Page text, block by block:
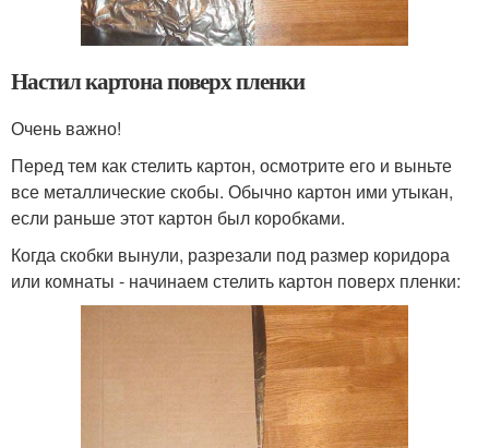
Настил картона поверх пленки
Очень важно!
Перед тем как стелить картон, осмотрите его и выньте
все металлические скобы. Обычно картон ими утыкан,
если раньше этот картон был коробками.
Когда скобки вынули, разрезали под размер коридора
или комнаты - начинаем стелить картон поверх пленки: